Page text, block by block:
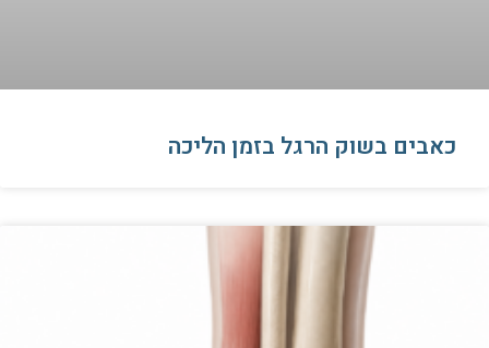
כאבים בשוק הרגל בזמן הליכה